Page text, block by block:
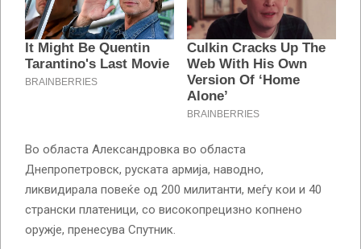
Во областа Александровка во областа
Днепропетровск, руската армија, наводно,
ликвидирала повеќе од 200 милитанти, меѓу кои и 40
странски платеници, со високопрецизно копнено
оружје, пренесува Спутник.